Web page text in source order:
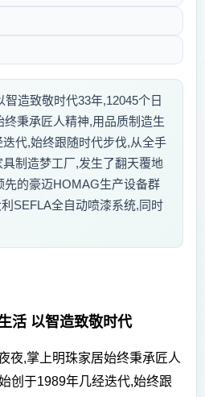
造致敬时代33年,12045个日
终秉承匠人精神,用品质制造生
代,始终跟随时代步伐,从全手
制造梦工厂,发生了翻天覆地
先的豪迈HOMAG生产设备群
SEFLA全自动喷漆系统,同时
以智造致敬时代
夜,掌上明珠家居始终秉承匠人
创于1989年几经迭代,始终跟